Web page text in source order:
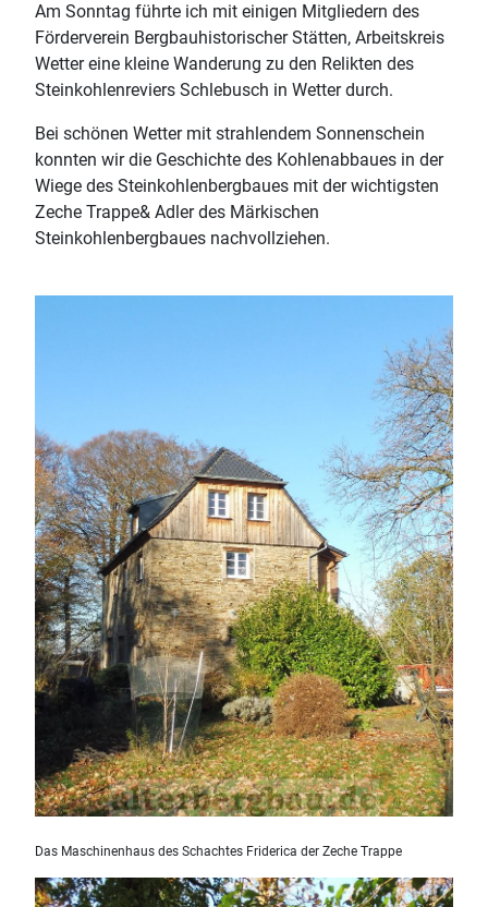
Am Sonntag führte ich mit einigen Mitgliedern des
Förderverein Bergbauhistorischer Stätten, Arbeitskreis
Wetter eine kleine Wanderung zu den Relikten des
Steinkohlenreviers Schlebusch in Wetter durch.
Bei schönen Wetter mit strahlendem Sonnenschein
konnten wir die Geschichte des Kohlenabbaues in der
Wiege des Steinkohlenbergbaues mit der wichtigsten
Zeche Trappe& Adler des Märkischen
Steinkohlenbergbaues nachvollziehen.
Das Maschinenhaus des Schachtes Friderica der Zeche Trappe